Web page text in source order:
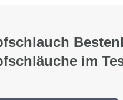
im